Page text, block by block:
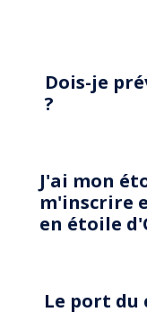
Dois-je
?
J'ai mon
m'inscrire
en étoile
Le port du